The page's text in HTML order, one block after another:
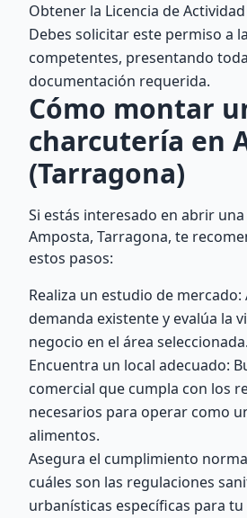
Obtener la Licencia de
Debes solicitar este permiso a
competentes, presentando
documentación requerida.
Cómo montar
charcutería en
(Tarragona)
Si estás interesado en abrir
Amposta, Tarragona, te
estos pasos:
Realiza un estudio de mercado:
demanda existente y evalúa la
negocio en el área seleccionada.
Encuentra un local adecuado:
comercial que cumpla con los
necesarios para operar como
alimentos.
Asegura el cumplimiento
cuáles son las regulaciones
urbanísticas específicas para